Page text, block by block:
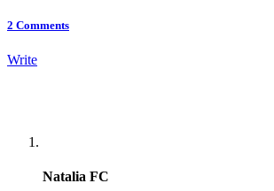
2 Comments
Write
Natalia FC